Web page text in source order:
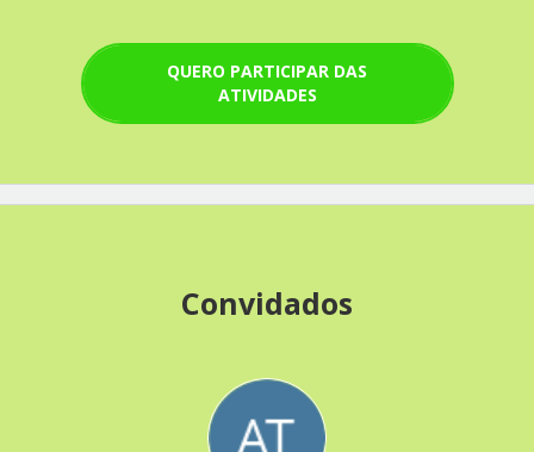
QUERO PARTICIPAR DAS
ATIVIDADES
Convidados